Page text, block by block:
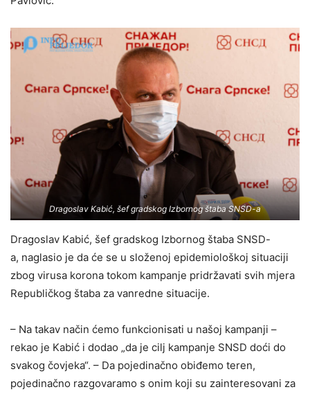
Dragoslav Kabić, šef gradskog Izbornog štaba SNSD-a
Dragoslav Kabić, šef gradskog Izbornog štaba SNSD-
a, naglasio je da će se u složenoj epidemiološkoj situaciji
zbog virusa korona tokom kampanje pridržavati svih mjera
Republičkog štaba za vanredne situacije.
– Na takav način ćemo funkcionisati u našoj kampanji –
rekao je Kabić i dodao „da je cilj kampanje SNSD doći do
svakog čovjeka“. – Da pojedinačno obiđemo teren,
pojedinačno razgovaramo s onim koji su zainteresovani za